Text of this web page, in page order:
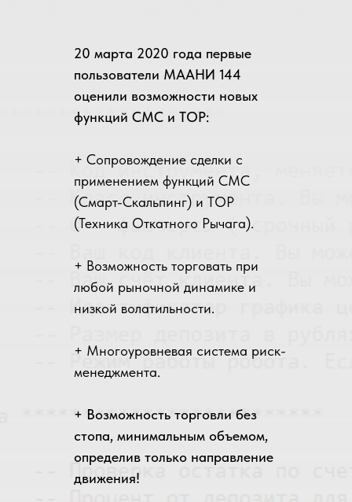
20 марта 2020 года первые
пользователи МААНИ 144
оценили возможности новых
функций СМС и ТОР:
+ Сопровождение сделки с
применением функций СМС
(Смарт-Скальпинг) и ТОР
(Техника Откатного Рычага).
+ Возможность торговать при
любой рыночной динамике и
низкой волатильности.
+ Многоуровневая система риск-
менеджмента.
+ Возможность торговли без
стопа, минимальным объемом,
определив только направление
движения!